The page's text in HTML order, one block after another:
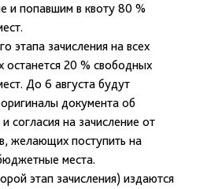
и попавшим в квоту 80 %
этапа зачисления на всех
останется 20 % свободных
До 6 августа будут
документа об
согласия на зачисление от
желающих поступить на
места.
этап зачисления) издаются